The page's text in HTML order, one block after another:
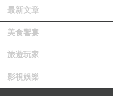
最新文章
美食饗宴
旅遊玩家
影視娛樂